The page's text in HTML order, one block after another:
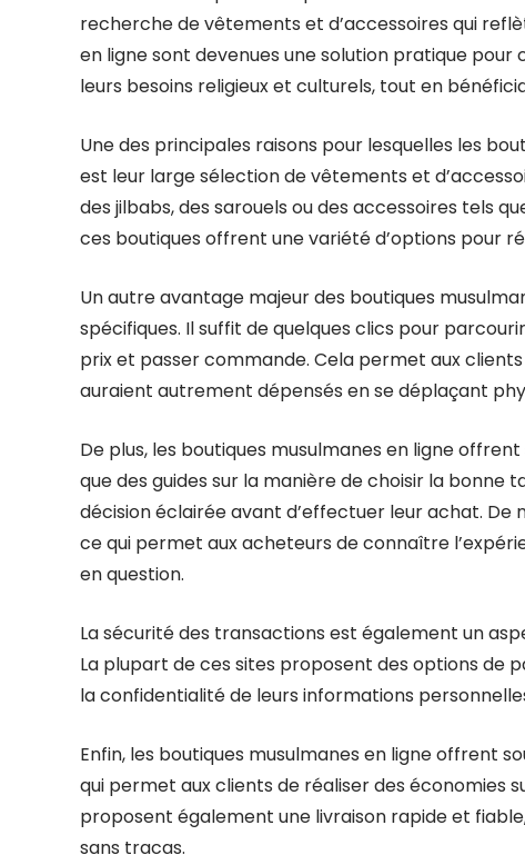
recherche de vêtements et d’accessoires qui
en ligne sont devenues une solution pratique
leurs besoins religieux et culturels, tout en
Une des principales raisons pour lesquelles les
est leur large sélection de vêtements et
des jilbabs, des sarouels ou des accessoires tels
ces boutiques offrent une variété d’options pour
Un autre avantage majeur des boutiques
spécifiques. Il suffit de quelques clics pour
prix et passer commande. Cela permet aux
auraient autrement dépensés en se déplaçant
De plus, les boutiques musulmanes en ligne
que des guides sur la manière de choisir la bonne
décision éclairée avant d’effectuer leur achat.
ce qui permet aux acheteurs de connaître
en question.
La sécurité des transactions est également un
La plupart de ces sites proposent des options de
la confidentialité de leurs informations
Enfin, les boutiques musulmanes en ligne offrent
qui permet aux clients de réaliser des économies
proposent également une livraison rapide et
sans tracas.